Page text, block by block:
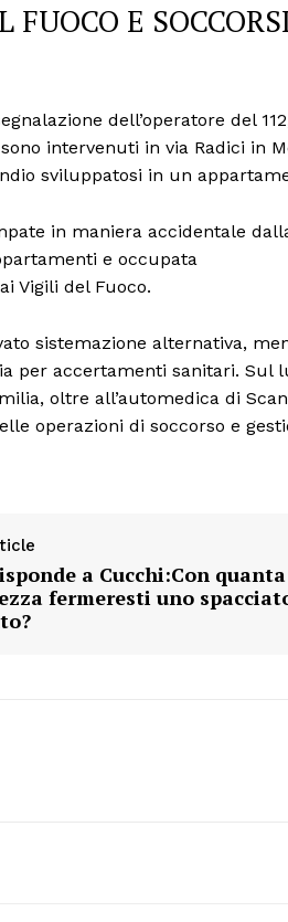
Menu
ECONOMIA
E
dell’operatore del
intervenuti in via Radici in
sviluppatosi in un
in maniera accidentale
e occupata
Vigili del Fuoco.
sistemazione alternativa,
per accertamenti sanitari. Sul
oltre all’automedica di
operazioni di soccorso e
a Cucchi:Con quanta
fermeresti uno